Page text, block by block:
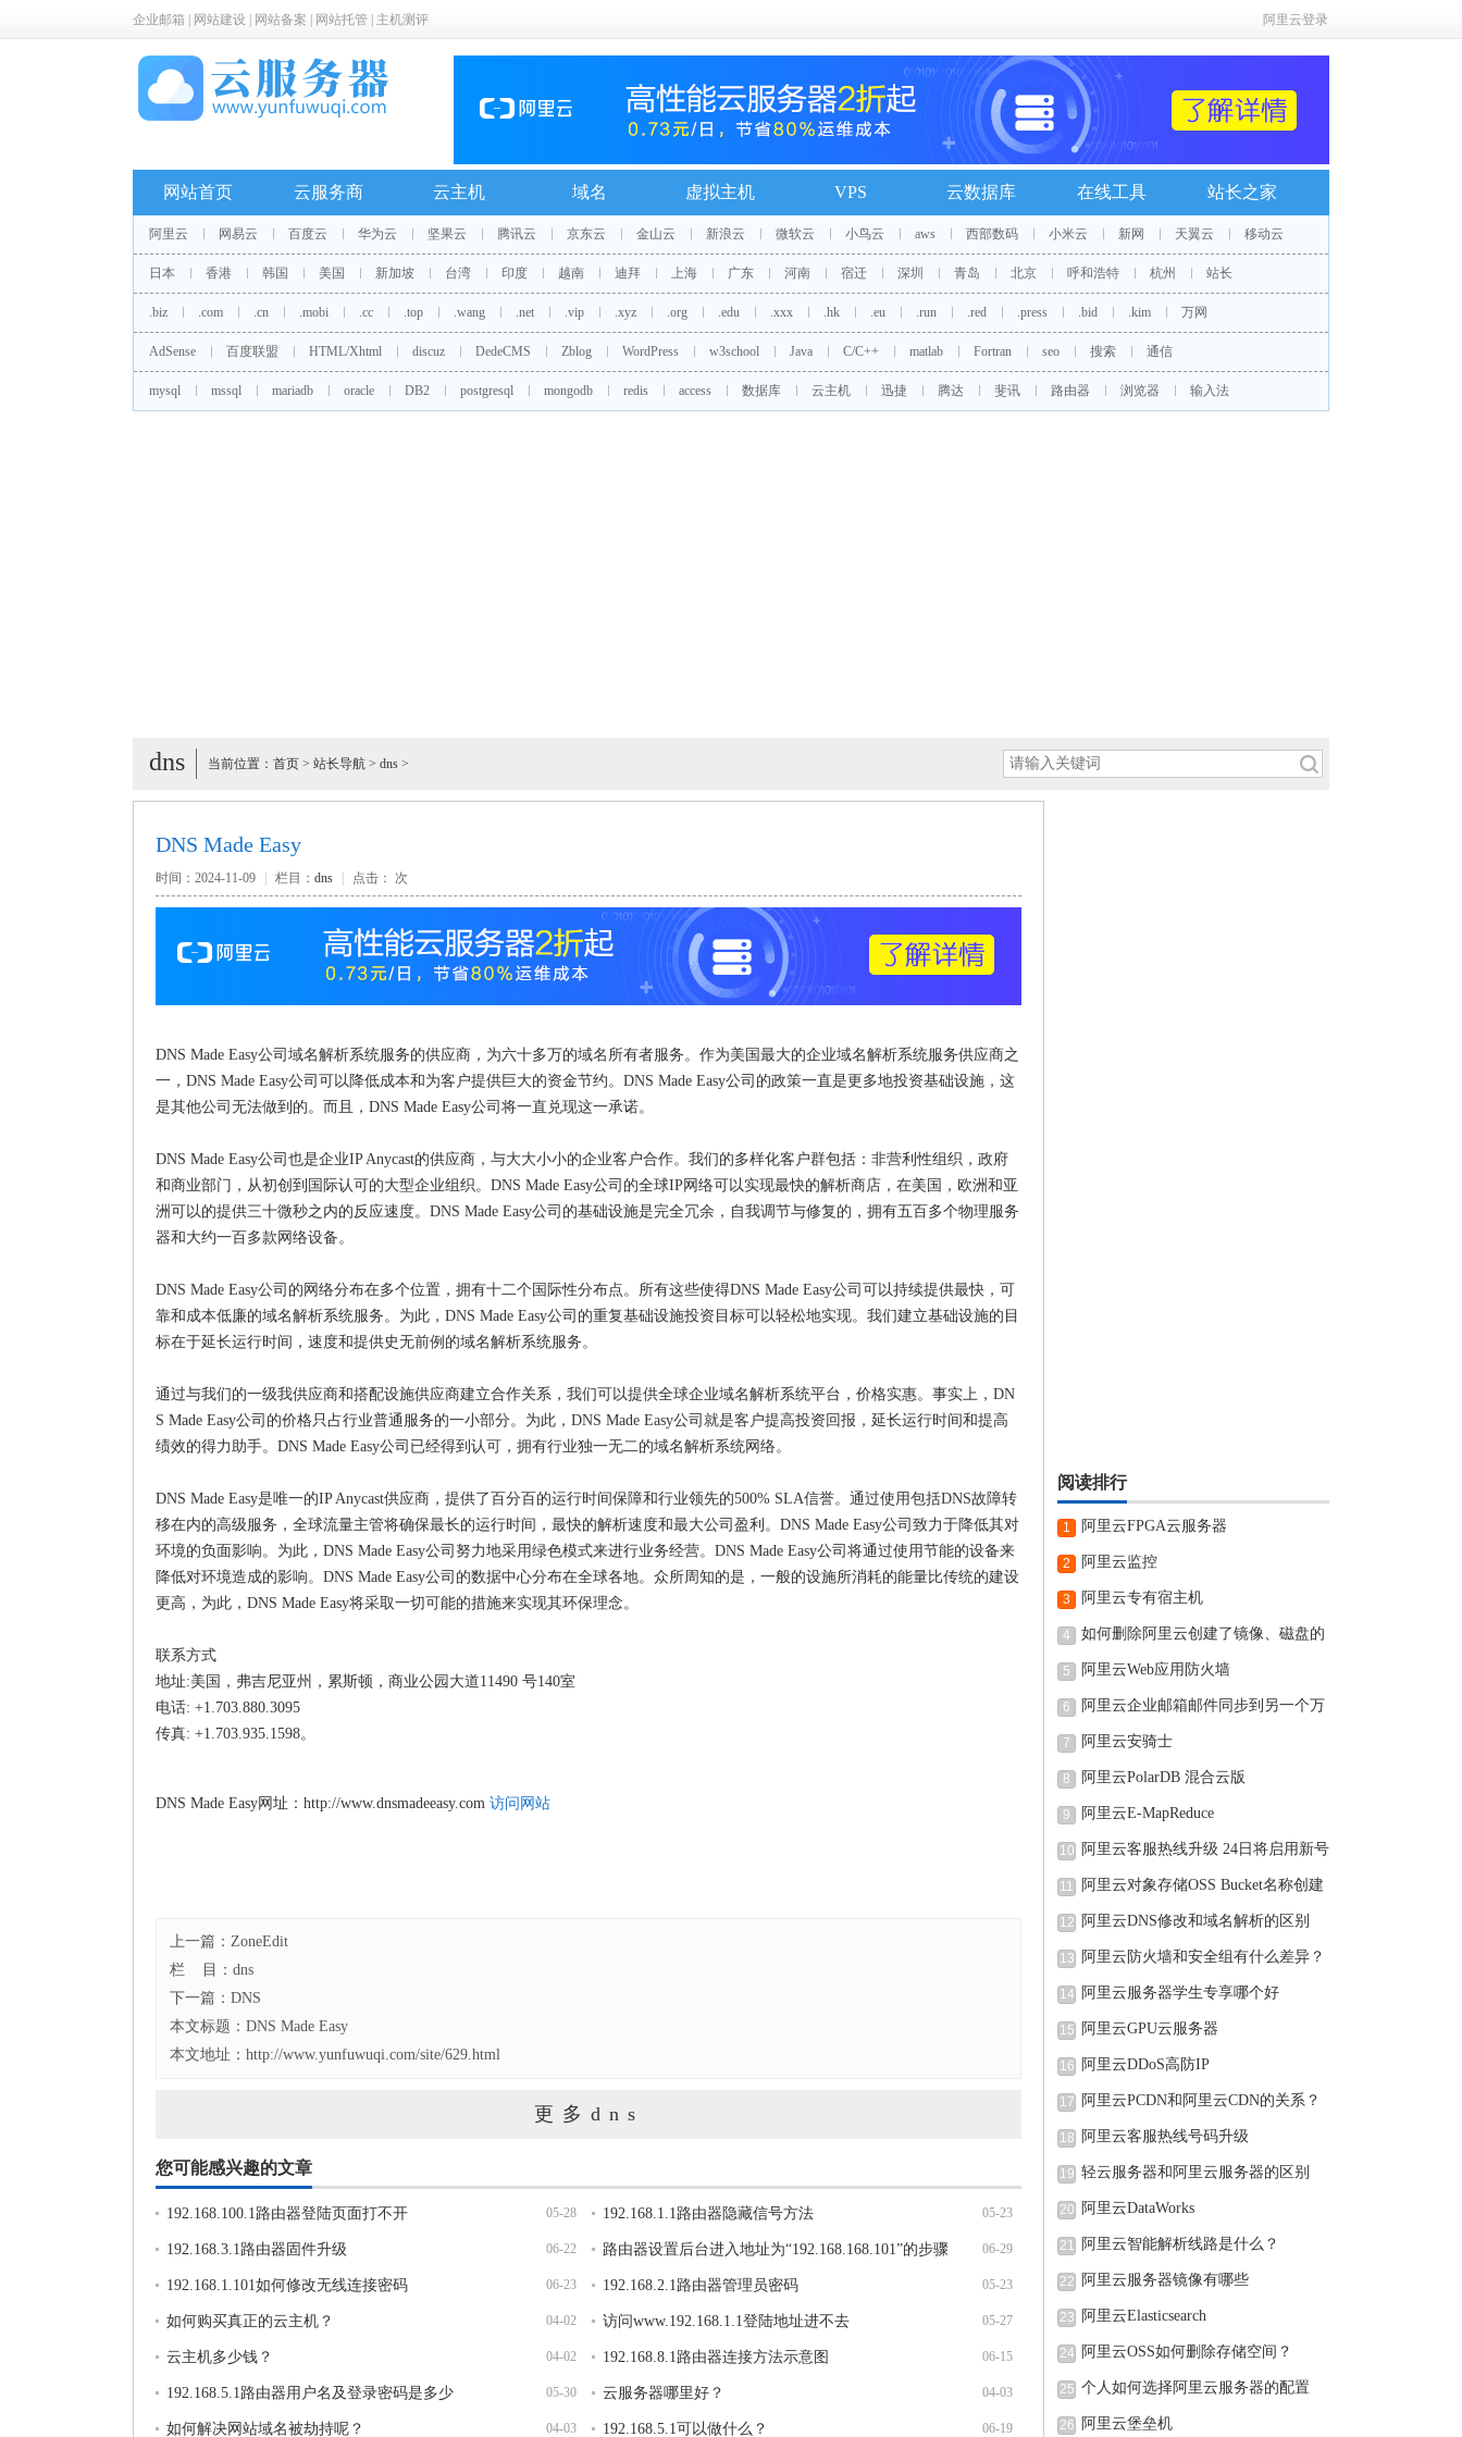
企业邮箱 网站建设 网站备案 网站托管 主机测评 阿里云登录
网站首页 云服务商 云主机 域名 虚拟主机 VPS 云数据库 在线工具 站长之家
阿里云 网易云 百度云 华为云 坚果云 腾讯云 京东云 金山云 新浪云 微软云 小鸟云 aws 西部数码 小米云 新网 天翼云 移动云
日本 香港 韩国 美国 新加坡 台湾 印度 越南 迪拜 上海 广东 河南 宿迁 深圳 青岛 北京 呼和浩特 杭州 站长
.biz .com .cn .mobi .cc .top .wang .net .vip .xyz .org .edu .xxx .hk .eu .run .red .press .bid .kim 万网
AdSense 百度联盟 HTML/Xhtml discuz DedeCMS Zblog WordPress w3school Java C/C++ matlab Fortran seo 搜索 通信
mysql mssql mariadb oracle DB2 postgresql mongodb redis access 数据库 云主机 迅捷 腾达 斐讯 路由器 浏览器 输入法
dns 当前位置： 首页 > 站长导航 > dns >
DNS Made Easy
时间：2024-11-09 栏目： dns 点击： 次
DNS Made Easy公司域名解析系统服务的供应商，为六十多万的域名所有者服务。作为美国最大的企业域名解析系统服务供应商之
一，DNS Made Easy公司可以降低成本和为客户提供巨大的资金节约。DNS Made Easy公司的政策一直是更多地投资基础设施，这
是其他公司无法做到的。而且，DNS Made Easy公司将一直兑现这一承诺。
DNS Made Easy公司也是企业IP Anycast的供应商，与大大小小的企业客户合作。我们的多样化客户群包括：非营利性组织，政府
和商业部门，从初创到国际认可的大型企业组织。DNS Made Easy公司的全球IP网络可以实现最快的解析商店，在美国，欧洲和亚
洲可以的提供三十微秒之内的反应速度。DNS Made Easy公司的基础设施是完全冗余，自我调节与修复的，拥有五百多个物理服务
器和大约一百多款网络设备。
DNS Made Easy公司的网络分布在多个位置，拥有十二个国际性分布点。所有这些使得DNS Made Easy公司可以持续提供最快，可
靠和成本低廉的域名解析系统服务。为此，DNS Made Easy公司的重复基础设施投资目标可以轻松地实现。我们建立基础设施的目
标在于延长运行时间，速度和提供史无前例的域名解析系统服务。
通过与我们的一级我供应商和搭配设施供应商建立合作关系，我们可以提供全球企业域名解析系统平台，价格实惠。事实上，DN
S Made Easy公司的价格只占行业普通服务的一小部分。为此，DNS Made Easy公司就是客户提高投资回报，延长运行时间和提高
绩效的得力助手。DNS Made Easy公司已经得到认可，拥有行业独一无二的域名解析系统网络。
DNS Made Easy是唯一的IP Anycast供应商，提供了百分百的运行时间保障和行业领先的500% SLA信誉。通过使用包括DNS故障转
移在内的高级服务，全球流量主管将确保最长的运行时间，最快的解析速度和最大公司盈利。DNS Made Easy公司致力于降低其对
环境的负面影响。为此，DNS Made Easy公司努力地采用绿色模式来进行业务经营。DNS Made Easy公司将通过使用节能的设备来
降低对环境造成的影响。DNS Made Easy公司的数据中心分布在全球各地。众所周知的是，一般的设施所消耗的能量比传统的建设
更高，为此，DNS Made Easy将采取一切可能的措施来实现其环保理念。
联系方式
地址:美国，弗吉尼亚州，累斯顿，商业公园大道11490 号140室
电话: +1.703.880.3095
传真: +1.703.935.1598。
DNS Made Easy网址：http://www.dnsmadeeasy.com 访问网站
上一篇： ZoneEdit
栏 目： dns
下一篇： DNS
本文标题： DNS Made Easy
本文地址：http://www.yunfuwuqi.com/site/629.html
更多dns
您可能感兴趣的文章
05-28
192.168.100.1路由器登陆页面打不开 05-23
192.168.1.1路由器隐藏信号方法
06-22
192.168.3.1路由器固件升级 06-29
路由器设置后台进入地址为“192.168.168.101”的步骤
06-23
192.168.1.101如何修改无线连接密码 05-23
192.168.2.1路由器管理员密码
04-02
如何购买真正的云主机？ 05-27
访问www.192.168.1.1登陆地址进不去
04-02
云主机多少钱？ 06-15
192.168.8.1路由器连接方法示意图
05-30
192.168.5.1路由器用户名及登录密码是多少 04-03
云服务器哪里好？
04-03
如何解决网站域名被劫持呢？ 06-19
192.168.5.1可以做什么？
阅读排行
1 阿里云FPGA云服务器
2 阿里云监控
3 阿里云专有宿主机
4 如何删除阿里云创建了镜像、磁盘的
5 阿里云Web应用防火墙
6 阿里云企业邮箱邮件同步到另一个万
7 阿里云安骑士
8 阿里云PolarDB 混合云版
9 阿里云E-MapReduce
10 阿里云客服热线升级 24日将启用新号
11
阿里云对象存储OSS Bucket名称创建
完可
12 阿里云DNS修改和域名解析的区别
13 阿里云防火墙和安全组有什么差异？
14 阿里云服务器学生专享哪个好
15 阿里云GPU云服务器
16 阿里云DDoS高防IP
17 阿里云PCDN和阿里云CDN的关系？
18 阿里云客服热线号码升级
19 轻云服务器和阿里云服务器的区别
20 阿里云DataWorks
21 阿里云智能解析线路是什么？
22 阿里云服务器镜像有哪些
23 阿里云Elasticsearch
24 阿里云OSS如何删除存储空间？
25 个人如何选择阿里云服务器的配置
26 阿里云堡垒机